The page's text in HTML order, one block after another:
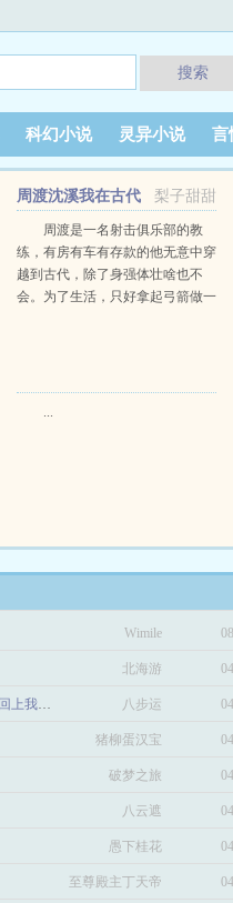
搜索
科幻小说 灵异小说 言
梨子甜甜
周渡沈溪我在古代
当猎户小说免费在线阅读
周渡是一名射击俱乐部的教
练，有房有车有存款的他无意中穿
越到古代，除了身强体壮啥也不
会。为了生活，只好拿起弓箭做一
...
Wimile
北海游
第598章我不叫这个名字命运齿轮正卡在轮回上我正轮回 八步运
猪柳蛋汉宝
破梦之旅
八云遮
愚下桂花
至尊殿主丁天帝